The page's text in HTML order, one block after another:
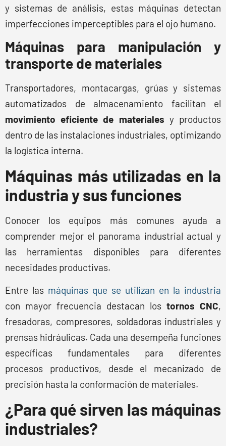
y sistemas de análisis, estas máquinas detectan
imperfecciones imperceptibles para el ojo humano.
Máquinas para manipulación y
transporte de materiales
Transportadores, montacargas, grúas y sistemas
automatizados de almacenamiento facilitan el
movimiento eficiente de materiales y productos
dentro de las instalaciones industriales, optimizando
la logística interna.
Máquinas más utilizadas en la
industria y sus funciones
Conocer los equipos más comunes ayuda a
comprender mejor el panorama industrial actual y
las herramientas disponibles para diferentes
necesidades productivas.
Entre las máquinas que se utilizan en la industria
con mayor frecuencia destacan los tornos CNC,
fresadoras, compresores, soldadoras industriales y
prensas hidráulicas. Cada una desempeña funciones
específicas fundamentales para diferentes
procesos productivos, desde el mecanizado de
precisión hasta la conformación de materiales.
¿Para qué sirven las máquinas
industriales?